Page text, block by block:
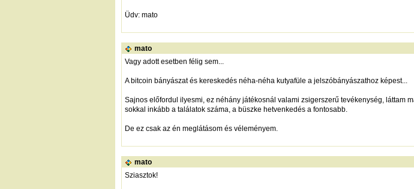
Üdv: mato
mato
Vagy adott esetben félig sem...
A bitcoin bányászat és kereskedés néha-néha kutyafüle a jelszóbányászathoz képest...
Sajnos előfordul ilyesmi, ez néhány játékosnál valami zsigerszerű tevékenység, láttam
sokkal inkább a találatok száma, a büszke hetvenkedés a fontosabb.
De ez csak az én meglátásom és véleményem.
mato
Sziasztok!